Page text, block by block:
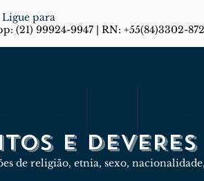
Ligue para
(21) 99924-9947 | RN: +55(84)3302-
E DEVERES
de religião, etnia, sexo,